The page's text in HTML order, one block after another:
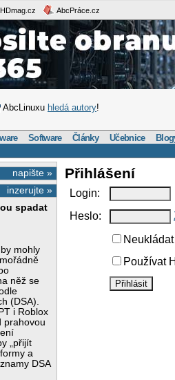
HDmag.cz AbcPráce.cz
AbcLinuxu hledá autory!
Software Články Učebnice
napište »
inzerujte »
spadat
mohly
něž se
(DSA).
i Roblox
prahovou
„přijít
a
DSA
Přihlášení
Login:
Heslo:
Používat